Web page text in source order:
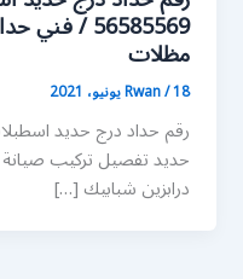
56585569 /
مظلات
Rwan/18 يونيو، 2021
رقم حداد درج حديد
حديد تفصيل تركيب
درابزين شبابيك […]